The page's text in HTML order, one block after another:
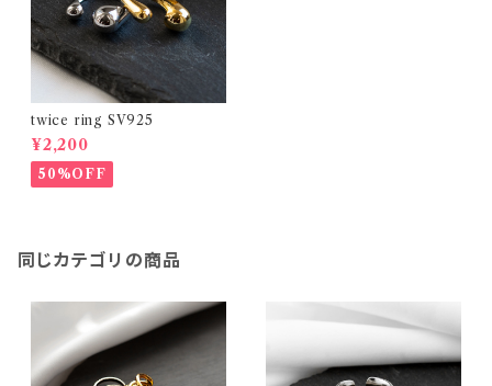
twice ring SV925
¥2,200
50%OFF
同じカテゴリの商品